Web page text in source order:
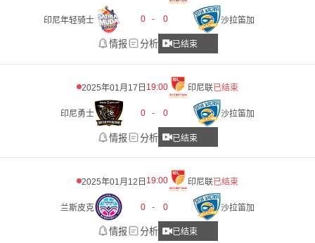
印尼年轻骑士 0 - 0 沙拉笛加
情报 分析 已结束
2025年01月17日 19:00 印尼联已结束
印尼勇士 0 - 0 沙拉笛加
情报 分析 已结束
2025年01月12日 19:00 印尼联已结束
兰斯皮克 0 - 0 沙拉笛加
情报 分析 已结束